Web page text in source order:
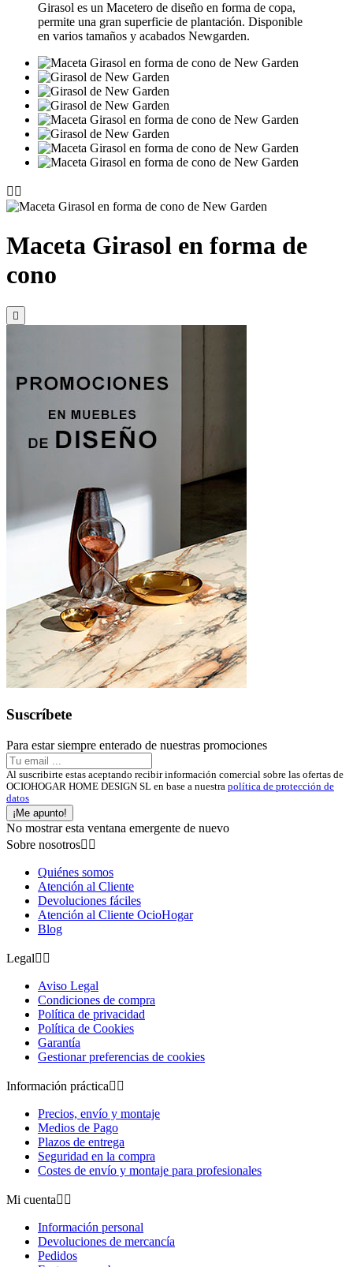
Girasol es un Macetero de diseño en forma de copa,
permite una gran superficie de plantación. Disponible
en varios tamaños y acabados Newgarden.
 
Maceta Girasol en forma de
cono

Suscríbete
Para estar siempre enterado de nuestras promociones
Al suscribirte estas aceptando recibir información comercial sobre las ofertas de
OCIOHOGAR HOME DESIGN SL en base a nuestra política de protección de
datos
¡Me apunto!
No mostrar esta ventana emergente de nuevo
Sobre nosotros 
Quiénes somos
Atención al Cliente
Devoluciones fáciles
Atención al Cliente OcioHogar
Blog
Legal 
Aviso Legal
Condiciones de compra
Política de privacidad
Política de Cookies
Garantía
Gestionar preferencias de cookies
Información práctica 
Precios, envío y montaje
Medios de Pago
Plazos de entrega
Seguridad en la compra
Costes de envío y montaje para profesionales
Mi cuenta 
Información personal
Devoluciones de mercancía
Pedidos